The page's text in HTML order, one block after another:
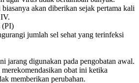
akan diberikan sejak pertama kali
(PI)
jumlah sel sehat yang terinfeksi
jarang digunakan pada pengobatan awal.
obat ini ketika
memberikan perubahan.